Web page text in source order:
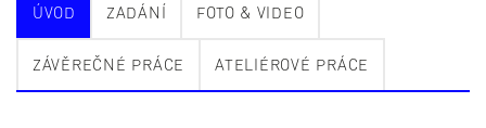
ÚVOD ZADÁNÍ FOTO & VIDEO
ZÁVĚREČNÉ PRÁCE ATELIÉROVÉ PRÁCE